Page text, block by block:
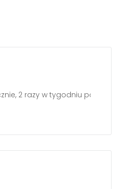
2 razy w tygodniu po 60 min.